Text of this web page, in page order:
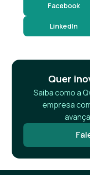
Facebook
LinkedIn
Quer
Saiba como a
empresa